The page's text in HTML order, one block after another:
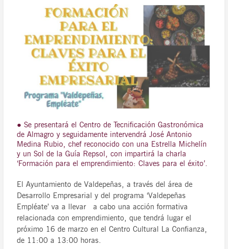
● Se presentará el Centro de Tecnificación Gastronómica
de Almagro y seguidamente intervendrá José Antonio
Medina Rubio, chef reconocido con una Estrella Michelín
y un Sol de la Guía Repsol, con impartirá la charla
‘Formación para el emprendimiento: Claves para el éxito’.
El Ayuntamiento de Valdepeñas, a través del área de
Desarrollo Empresarial y del programa ‘Valdepeñas
Empléate’ va a llevar a cabo una acción formativa
relacionada con emprendimiento, que tendrá lugar el
próximo 16 de marzo en el Centro Cultural La Confianza,
de 11:00 a 13:00 horas.